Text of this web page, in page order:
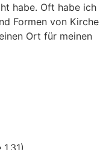
habe. Oft habe ich
Formen von Kirche
Ort für meinen